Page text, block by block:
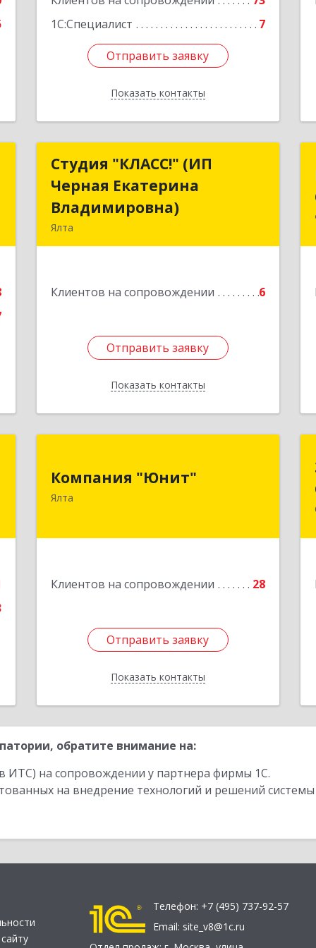
1С:Специалист
7
Отправить заявку
Показать контакты
Отправить заявку
Назад
Студия "КЛАСС!" (ИП
Черная Екатерина
Владимировна)
Ялта
Клиентов на сопровождении 6
Отправить заявку
Показать контакты
Студия "КЛАСС!" (ИП
Черная Екатерина
Владимировна)
Отправить заявку
Назад
Компания "Юнит"
Ялта
Клиентов на сопровождении 28
Отправить заявку
Показать контакты
Подробнее
Отправить заявку
Назад
обратите внимание на:
ИТС) на сопровождении у партнера фирмы 1С.
на внедрение технологий и решений
Телефон: +7 (495) 737-92-57
Email: site_v8@1c.ru